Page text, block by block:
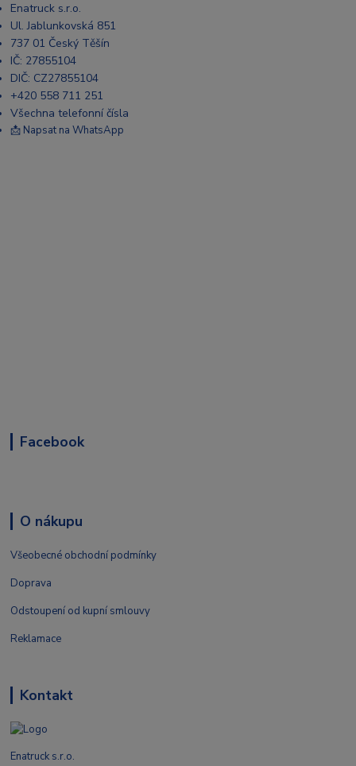
Enatruck s.r.o.
Ul. Jablunkovská 851
737 01 Český Těšín
IČ: 27855104
DIČ: CZ27855104
+420 558 711 251
Všechna telefonní čísla
📩 Napsat na WhatsApp
Facebook
O nákupu
Všeobecné obchodní podmínky
Doprava
Odstoupení od kupní smlouvy
Reklamace
Kontakt
Enatruck s.r.o.